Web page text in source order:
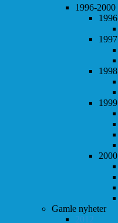
1996-2000
1996
1997
1998
1999
2000
Gamle nyheter
2012